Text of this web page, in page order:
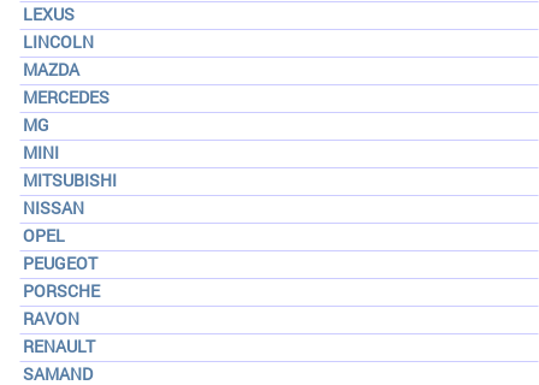
LEXUS
LINCOLN
MAZDA
MERCEDES
MG
MINI
MITSUBISHI
NISSAN
OPEL
PEUGEOT
PORSCHE
RAVON
RENAULT
SAMAND